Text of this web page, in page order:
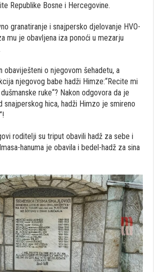
Republike Bosne i Hercegovine.
granatiranje i snajpersko djelovanje HVO-
mu je obavljena iza ponoći u mezarju
obaviješteni o njegovom šehadetu, a
njegovog babe hadži Himze:“Recite mi
ruke“? Nakon odgovora da je
snajperskog hica, hadži Himzo je smireno
roditelji su triput obavili hadž za sebe i
hanuma je obavila i bedel-hadž za sina